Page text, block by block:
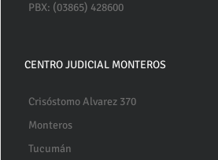
PBX: (03865) 428600
CENTRO JUDICIAL MONTEROS
Crisóstomo Alvarez 370
Monteros
Tucumán